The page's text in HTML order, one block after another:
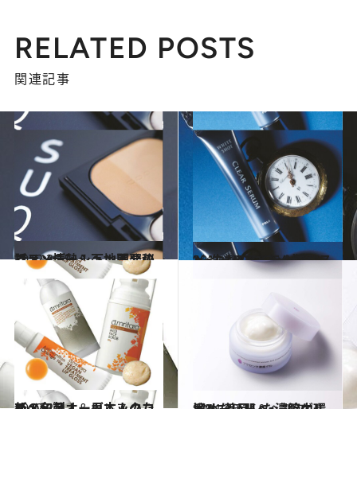
RELATED POSTS
関連記事
2012.3.15
コスメ情熱！下地不要のファンデーション開発秘話
ビューティ＆ヘルス 2012.3.9
“一生ものコスメ大賞”スペシャルアイテム篇
ビューティ＆ヘルス
2012.2.8
新・名品！ 日本人のための和製オーガニックコスメ
ビューティ＆ヘルス 2011.10.25
溜めない肌へ。“胎内環境”に着目した濃縮ゲル
ビューティ＆ヘルス